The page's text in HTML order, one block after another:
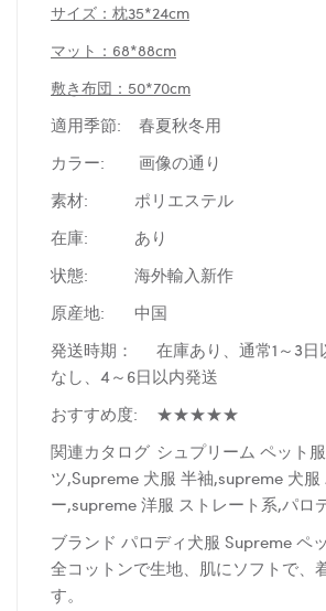
サイズ：枕35*24cm
マット：68*88cm
敷き布団：50*70cm
適用季節: 春夏秋冬用
カラー:
画像の通り
素材:
ポリエステル
在庫:
あり
状態:
海外輸入新作
原産地:
中国
発送時期：
在庫あり、通常1～3
なし、4～6日以内発送
おすすめ度:
★★★★★
関連カタログ シュプリーム ペット
ツ,Supreme 犬服 半袖,supreme 犬服
ー,supreme 洋服 ストレート系,パロ
ブランド パロディ犬服 Supreme ペ
全コットンで生地、肌にソフトで、
す。